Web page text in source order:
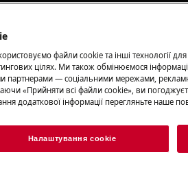
ПОМОЛ
файли cookie та інші технології
цілях. Ми також обмінюємося
партнерами — соціальними мережами,
«Прийняти всі файли сookie», ви
додаткової інформації перегляньте наше
Налаштування cookie